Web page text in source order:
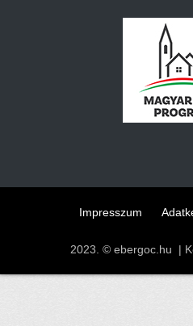
Impresszum
2023. © ebergoc.hu |